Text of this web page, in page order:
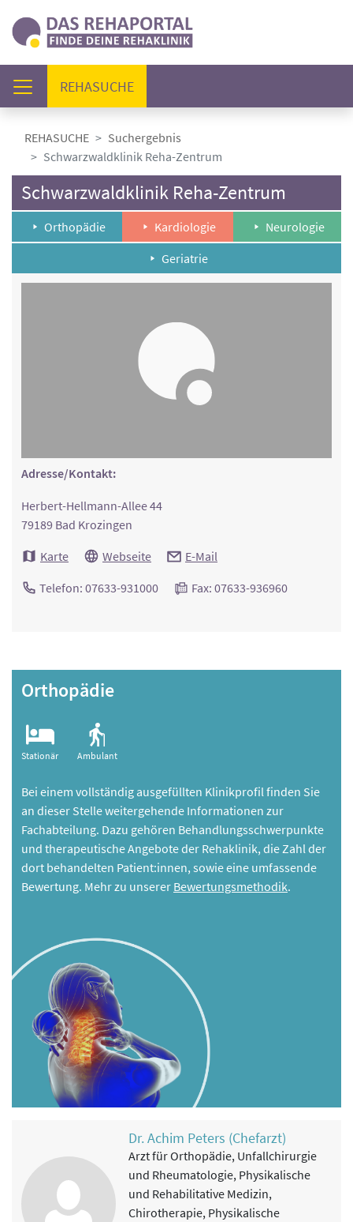
REHASUCHE(AKTUELL)
REHASUCHE
Suchergebnis
Schwarzwaldklinik Reha-Zentrum
Schwarzwaldklinik Reha-Zentrum
Orthopädie Kardiologie
Neurologie
Geriatrie
Adresse/Kontakt:
Herbert-Hellmann-Allee 44
79189 Bad Krozingen
Karte
Webseite E-Mail
Telefon: 07633-931000 Fax: 07633-936960
Orthopädie
Stationär Ambulant
Bei einem vollständig ausgefüllten Klinikprofil finden Sie
an dieser Stelle weitergehende Informationen zur
Fachabteilung. Dazu gehören Behandlungsschwerpunkte
und therapeutische Angebote der Rehaklinik, die Zahl der
dort behandelten Patient:innen, sowie eine umfassende
Bewertung. Mehr zu unserer Bewertungsmethodik.
Dr. Achim Peters (Chefarzt)
Arzt für Orthopädie, Unfallchirurgie
und Rheumatologie, Physikalische
und Rehabilitative Medizin,
Chirotherapie, Physikalische